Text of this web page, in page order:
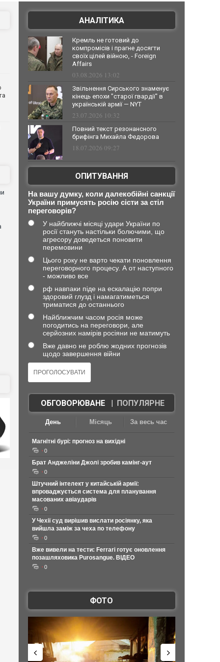
АНАЛІТИКА
Кремль не готовий до
компромісів і прагне досягти
своїх цілей війною, - Foreign
Affairs
03.08.2026 13:02
Звільнення Сирського знаменує
кінець епохи "старої гвардії" в
українській армії — NYT
23.07.2026 10:32
Повний текст резонансного
брифінга Михайла Федорова
18.07.2026 09:27
ОПИТУВАННЯ
На вашу думку, коли далекобійні санкції
України примусять росію сісти за стіл
переговорів?
У найближчі місяці удари України по
росії стануть настільки болючими, що
агресору доведеться поновити
перемовини
Цього року не варто чекати поновлення
переговорного процесу. А от наступного
- можливо все
рф навпаки піде на ескалацію попри
здоровий глузд і намагатиметься
триматися до останнього
Найближчим часом росія може
погодитись на переговори, але
серйозних намірів росіяни не матимуть
Вже давно не роблю жодних прогнозів
щодо завершення війни
ОБГОВОРЮВАНЕ| ПОПУЛЯРНЕ
День Місяць За весь час
Магнітні бурі: прогноз на вихідні
0
Брат Анджеліни Джолі зробив камінг-аут
0
Штучний інтелект у китайській армії:
впроваджується система для планування
масованих авіаударів
0
У Чехії суд вирішив вислати росіянку, яка
вийшла заміж за чеха по телефону
0
Вже вивели на тести: Ferrari готує оновлення
позашляховика Purosangue. ВІДЕО
0
ФОТО